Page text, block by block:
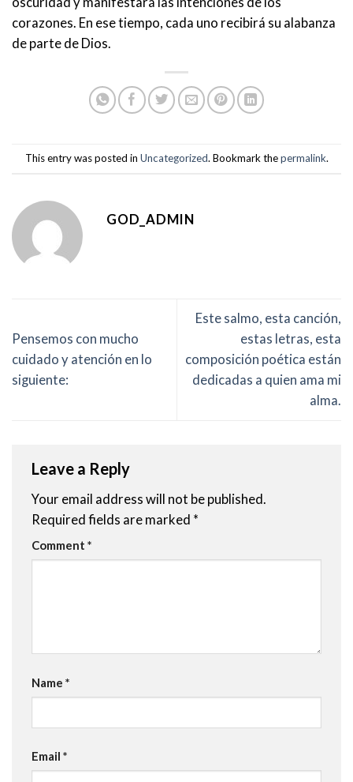
corazones. En ese tiempo, cada uno recibirá su alabanza
de parte de Dios.
This entry was posted in Uncategorized. Bookmark thepermalink.
GOD_ADMIN
Pensemos con mucho
cuidado y atención en lo
siguiente:
Este salmo, esta canción,
estas letras, esta
composición poética están
dedicadas a quien ama mi
alma.
Leave a Reply
Your email address will not be published.
Required fields are marked *
Comment *
Name *
Email *